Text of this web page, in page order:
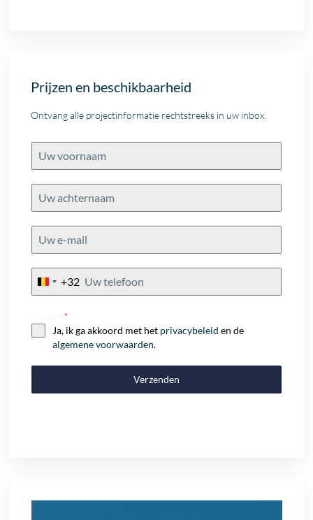
Prijzen en beschikbaarheid
Ontvang alle projectinformatie rechtstreeks in uw inbox.
Belgium
+32
Consent*
Ja, ik ga akkoord met het privacybeleid en de
algemene voorwaarden.
Verzenden